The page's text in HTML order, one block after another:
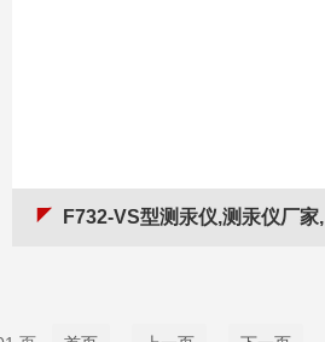
F732-VS型测汞仪,测汞仪厂家,成都测汞仪